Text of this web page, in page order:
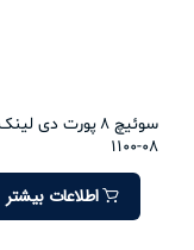
1100-08
اطلاعات بیشتر